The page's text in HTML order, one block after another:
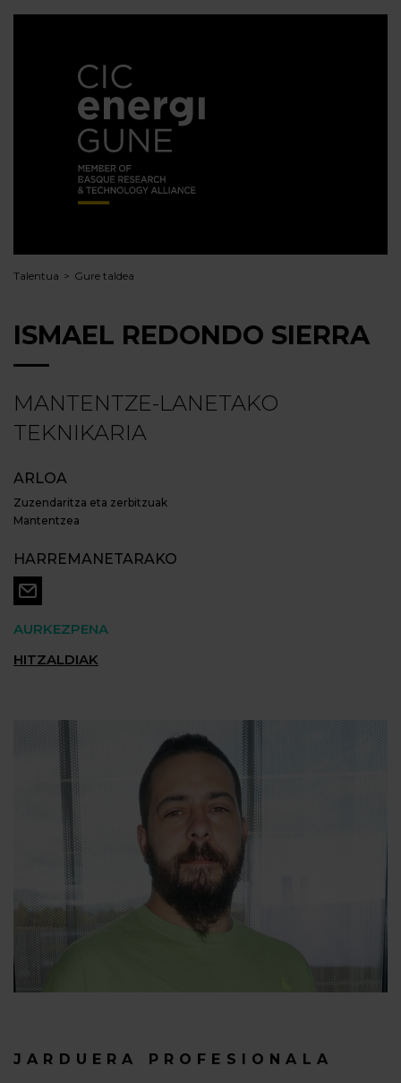
Talentua Gure taldea
ISMAEL REDONDO SIERRA
MANTENTZE-LANETAKO
TEKNIKARIA
ARLOA
Zuzendaritza eta zerbitzuak
Mantentzea
HARREMANETARAKO
AURKEZPENA
HITZALDIAK
JARDUERA PROFESIONALA